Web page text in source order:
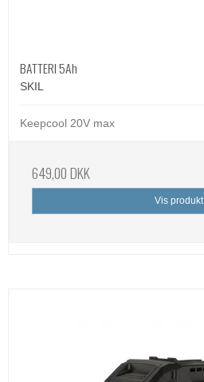
BATTERI 5Ah
SKIL
Keepcool 20V max
649,00 DKK
Vis produkt